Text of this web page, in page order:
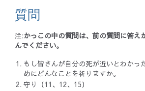
質問
注:かっこの中の質問は、前の質問に答え
んでください。
もし皆さんが自分の死が近いとわかっ
めにどんなことを祈りますか。
守り（11、12、15）